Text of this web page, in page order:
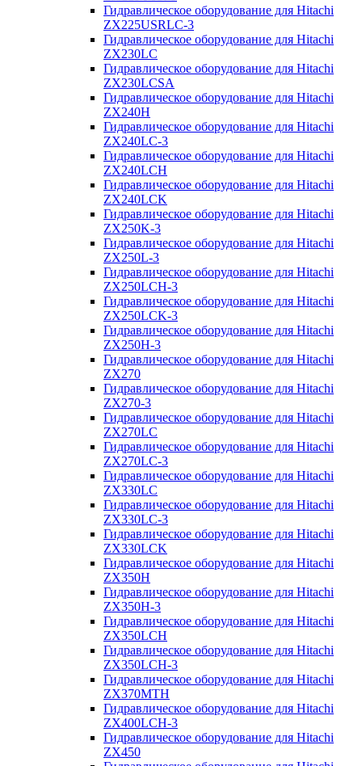
Гидравлическое оборудование для Hitachi
ZX225USRLC-3
Гидравлическое оборудование для Hitachi
ZX230LC
Гидравлическое оборудование для Hitachi
ZX230LCSA
Гидравлическое оборудование для Hitachi
ZX240H
Гидравлическое оборудование для Hitachi
ZX240LC-3
Гидравлическое оборудование для Hitachi
ZX240LCH
Гидравлическое оборудование для Hitachi
ZX240LCK
Гидравлическое оборудование для Hitachi
ZX250K-3
Гидравлическое оборудование для Hitachi
ZX250L-3
Гидравлическое оборудование для Hitachi
ZX250LCH-3
Гидравлическое оборудование для Hitachi
ZX250LCK-3
Гидравлическое оборудование для Hitachi
ZX250Н-3
Гидравлическое оборудование для Hitachi
ZX270
Гидравлическое оборудование для Hitachi
ZX270-3
Гидравлическое оборудование для Hitachi
ZX270LC
Гидравлическое оборудование для Hitachi
ZX270LC-3
Гидравлическое оборудование для Hitachi
ZX330LC
Гидравлическое оборудование для Hitachi
ZX330LC-3
Гидравлическое оборудование для Hitachi
ZX330LCK
Гидравлическое оборудование для Hitachi
ZX350H
Гидравлическое оборудование для Hitachi
ZX350H-3
Гидравлическое оборудование для Hitachi
ZX350LCH
Гидравлическое оборудование для Hitachi
ZX350LCH-3
Гидравлическое оборудование для Hitachi
ZX370MTH
Гидравлическое оборудование для Hitachi
ZX400LCH-3
Гидравлическое оборудование для Hitachi
ZX450